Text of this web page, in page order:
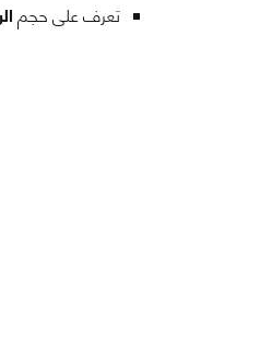
تعرف على حجم